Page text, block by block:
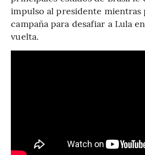
impulso al presidente mientras
campaña para desafiar a Lula
vuelta.